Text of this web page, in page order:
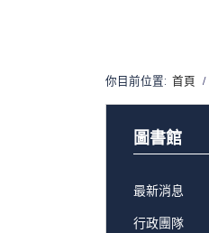
你目前位置: 首頁
圖書館
最新消息
行政團隊